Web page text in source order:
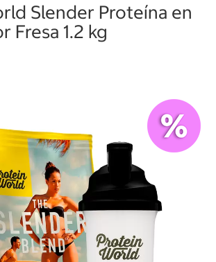
Slender Proteína en
Fresa 1.2 kg